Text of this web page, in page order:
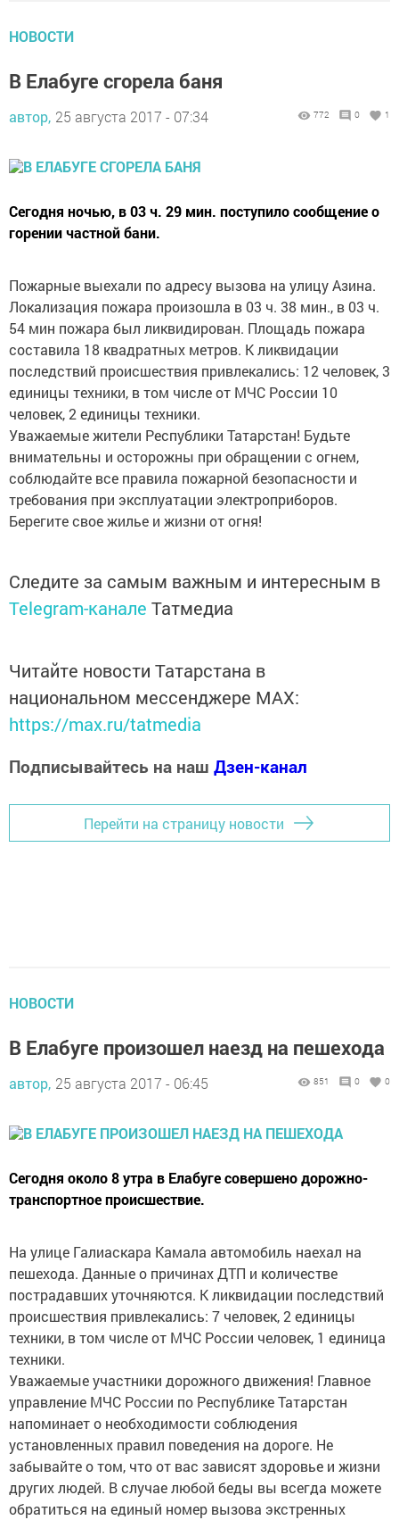
НОВОСТИ
В Елабуге сгорела баня
автор, 25 августа 2017 - 07:34 772 0 1
Сегодня ночью, в 03 ч. 29 мин. поступило сообщение о
горении частной бани.
Пожарные выехали по адресу вызова на улицу Азина.
Локализация пожара произошла в 03 ч. 38 мин., в 03 ч.
54 мин пожара был ликвидирован. Площадь пожара
составила 18 квадратных метров. К ликвидации
последствий происшествия привлекались: 12 человек, 3
единицы техники, в том числе от МЧС России 10
человек, 2 единицы техники.
Уважаемые жители Республики Татарстан! Будьте
внимательны и осторожны при обращении с огнем,
соблюдайте все правила пожарной безопасности и
требования при эксплуатации электроприборов.
Берегите свое жилье и жизни от огня!
Следите за самым важным и интересным в
Telegram-канале Татмедиа
Читайте новости Татарстана в
национальном мессенджере MАХ:
https://max.ru/tatmedia
Подписывайтесь на наш Дзен-канал
Перейти на страницу новости
НОВОСТИ
В Елабуге произошел наезд на пешехода
автор, 25 августа 2017 - 06:45 851 0 0
Сегодня около 8 утра в Елабуге совершено дорожно-
транспортное происшествие.
На улице Галиаскара Камала автомобиль наехал на
пешехода. Данные о причинах ДТП и количестве
пострадавших уточняются. К ликвидации последствий
происшествия привлекались: 7 человек, 2 единицы
техники, в том числе от МЧС России человек, 1 единица
техники.
Уважаемые участники дорожного движения! Главное
управление МЧС России по Республике Татарстан
напоминает о необходимости соблюдения
установленных правил поведения на дороге. Не
забывайте о том, что от вас зависят здоровье и жизни
других людей. В случае любой беды вы всегда можете
обратиться на единый номер вызова экстренных